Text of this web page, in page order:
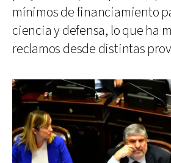
mínimos de financiamiento
ciencia y defensa, lo que ha
reclamos desde distintas